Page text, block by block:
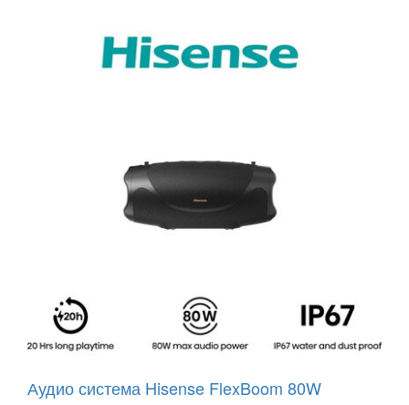
Аудио система Hisense FlexBoom 80W